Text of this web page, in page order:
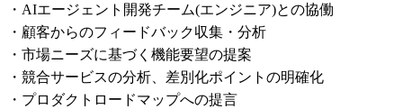
・AIエージェント開発チーム(エンジニア)との協働
・顧客からのフィードバック収集・分析
・市場ニーズに基づく機能要望の提案
・競合サービスの分析、差別化ポイントの明確化
・プロダクトロードマップへの提言